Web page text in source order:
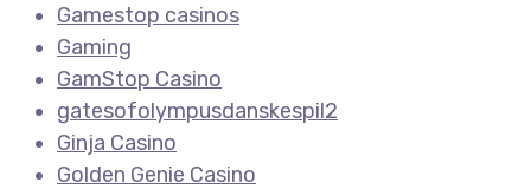
Gamestop casinos
Gaming
GamStop Casino
gatesofolympusdanskespil2
Ginja Casino
Golden Genie Casino